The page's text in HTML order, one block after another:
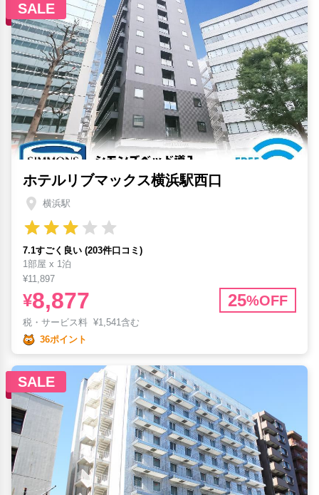
SALE
ホテルリブマックス横浜駅西口
横浜駅
7.1すごく良い (203件口コミ)
1部屋 x 1泊
¥11,897
¥8,877 25%OFF
税・サービス料 ¥1,541含む
36ポイント
SALE